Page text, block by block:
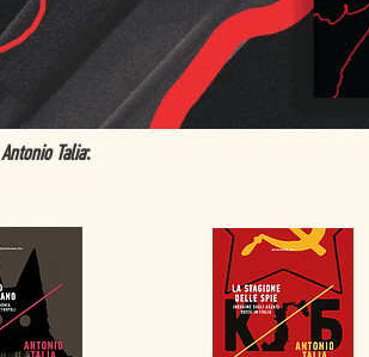
Antonio Talia: